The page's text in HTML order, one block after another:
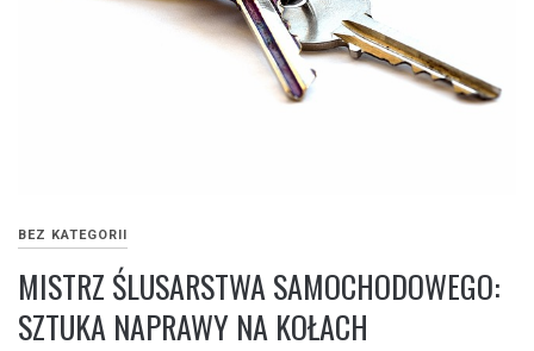
BEZ KATEGORII
MISTRZ ŚLUSARSTWA SAMOCHODOWEGO:
SZTUKA NAPRAWY NA KOŁACH